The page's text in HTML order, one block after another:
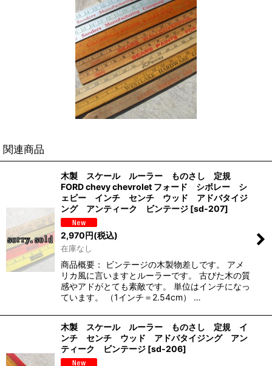
関連商品
木製 スケール ルーラー ものさし 定規
FORD chevy chevrolet フォード シボレー シ
ェビー インチ センチ ウッド アドバタイジ
ング アンティーク ビンテージ [sd-207]
2,970円(税込)
在庫なし
商品概要： ビンテージの木製物差しです。 アメ
リカ風に言いますとルーラーです。 古びた木の質
感やアドがとても素敵です。 単位はインチになっ
ています。 （1インチ＝2.54cm） …
木製 スケール ルーラー ものさし 定規 イ
ンチ センチ ウッド アドバタイジング アン
ティーク ビンテージ [sd-206]